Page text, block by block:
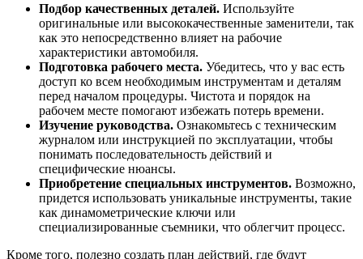
Подбор качественных деталей. Используйте
оригинальные или высококачественные заменители, так
как это непосредственно влияет на рабочие
характеристики автомобиля.
Подготовка рабочего места. Убедитесь, что у вас есть
доступ ко всем необходимым инструментам и деталям
перед началом процедуры. Чистота и порядок на
рабочем месте помогают избежать потерь времени.
Изучение руководства. Ознакомьтесь с техническим
журналом или инструкцией по эксплуатации, чтобы
понимать последовательность действий и
специфические нюансы.
Приобретение специальных инструментов. Возможно,
придется использовать уникальные инструменты, такие
как динамометрические ключи или
специализированные съемники, что облегчит процесс.
Кроме того, полезно создать план действий, где будут